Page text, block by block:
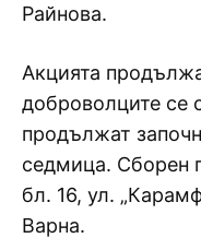
Райнова.
Акцията
доброволците се
продължат
седмица. Сборен
бл. 16, ул.
Варна.